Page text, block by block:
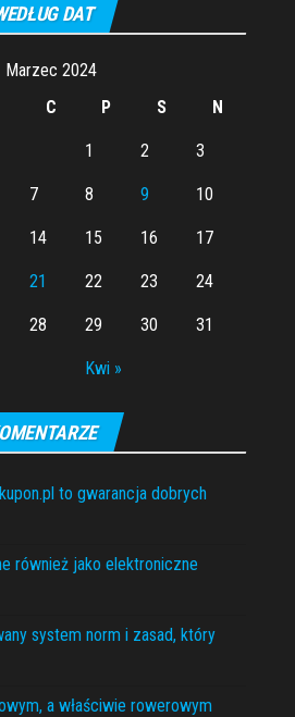
DAT
Marzec 2024
C P S N
Kwi »
1 2 3
7 8 9 10
14 15 16 17
21 22 23 24
28 29 30 31
to gwarancja dobrych
również jako elektroniczne
system norm i zasad, który
a właściwie rowerowym